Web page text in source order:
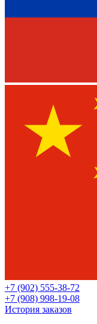
+7 (902) 555-38-72
+7 (908) 998-19-08
История заказов